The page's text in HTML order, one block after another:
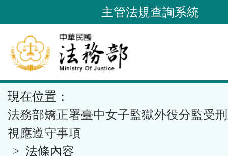
到
要
內
容
區
塊
主管法規查詢系統
現在位置：
法務部矯正署臺中女子監獄外役分監受
視應遵守事項
法條內容